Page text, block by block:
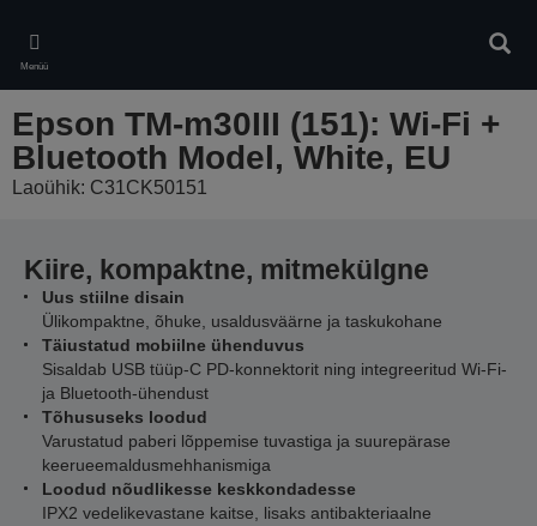
main
content
Menüü
Epson TM-m30III (151): Wi-Fi +
Bluetooth Model, White, EU
Laoühik: C31CK50151
Kiire, kompaktne, mitmekülgne
Uus stiilne disain
Ülikompaktne, õhuke, usaldusväärne ja taskukohane
Täiustatud mobiilne ühenduvus
Sisaldab USB tüüp-C PD-konnektorit ning integreeritud Wi-Fi-
ja Bluetooth-ühendust
Tõhususeks loodud
Varustatud paberi lõppemise tuvastiga ja suurepärase
keerueemaldusmehhanismiga
Loodud nõudlikesse keskkondadesse
IPX2 vedelikevastane kaitse, lisaks antibakteriaalne